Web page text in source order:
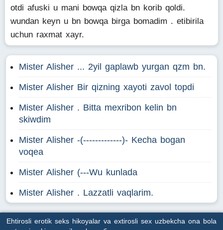
otdi afuski u mani bowqa qizla bn korib qoldi.
wundan keyn u bn bowqa birga bomadim . etibirila
uchun raxmat xayr.
Mister Alisher ... 2yil gaplawb yurgan qzm bn.
Mister Alisher Bir qizning xayoti zavol topdi
Mister Alisher . Bitta mexribon kelin bn
skiwdim
Mister Alisher -(-------------)- Kecha bogan
voqea
Mister Alisher (---Wu kunlada
Mister Alisher . Lazzatli vaqlarim.
Ehtirosli erotik seks hikoyalar va extirosli sex uzbekcha ona bola